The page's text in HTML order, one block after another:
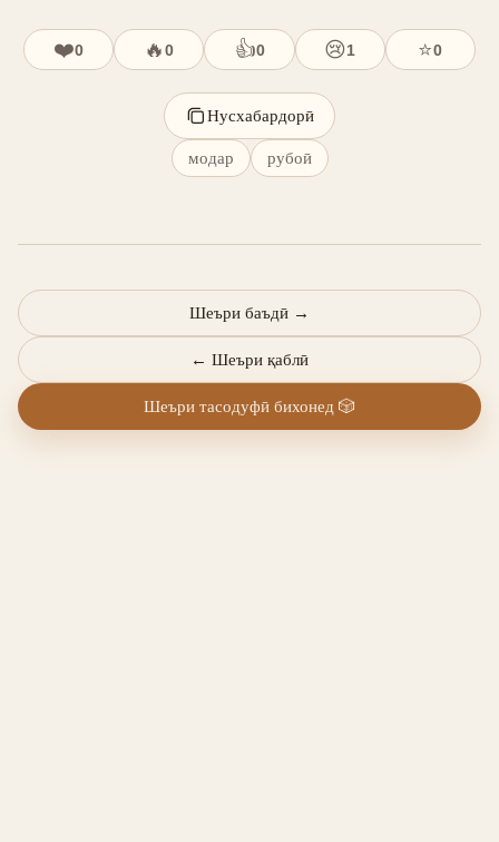
❤️0 🔥0 👍0 😢1 ⭐0
Нусхабардорӣ
модар рубоӣ
← Шеъри қаблӣ
Шеъри баъдӣ →
Шеъри тасодуфӣ бихонед 🎲